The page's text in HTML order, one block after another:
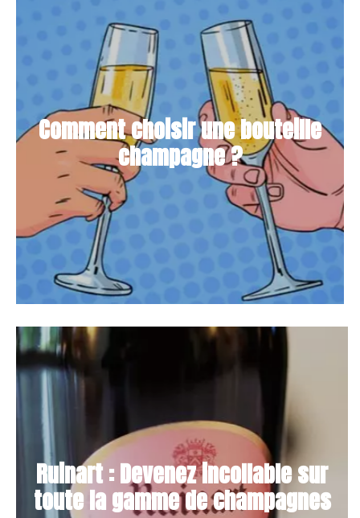
Comment choisir une bouteille
champagne ?
Ruinart : Devenez incollable sur
toute la gamme de champagnes